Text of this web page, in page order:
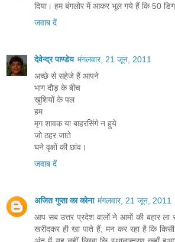
दिया। हम बंगलोर में आकर भूल गये हैं कि 50
जवाब दें
देवेन्द्र पाण्डेय मंगलवार, 21 जून, 2011
अच्छे से सहेजे हैं आपने
भाग दौड़ के बीच
खुशियों के पल
हम
मृग शावक या बाहरसिंगे न हुये
जो ठहर जाते
घने वृक्षों की छांव।
जवाब दें
अजित गुप्ता का कोना मंगलवार, 21 जून, 2011
आप सब उत्तर प्रदेश वालों ने आमों की बहार ला
खरीदकर ही खा पाते हैं, मन कर रहा है कि